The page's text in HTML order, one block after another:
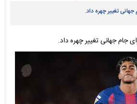
تغییر چهره داد.
جام جهانی تغییر چهره داد.